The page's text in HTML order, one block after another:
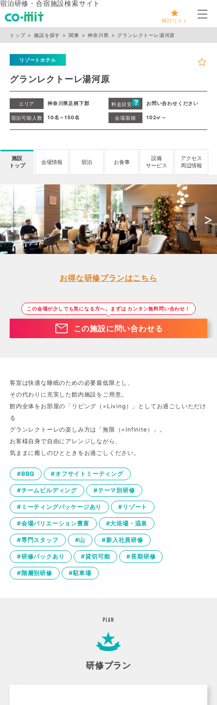
宿泊研修・合宿施設検索サイト
検討リスト
メ
トップ 施設を探す 関東 神奈川県 グランレクトーレ湯河原
リゾートホテル
グランレクトーレ湯河原
エリア 神奈川県足柄下郡 料金目安 お問い合わせください
宿泊可能人数 10名～150名 会場面積 102㎡～
施設
トップ
会場情報 宿泊 お食事
設備
サービス
アクセス
周辺情報
>
<
お得な研修プランはこちら
この会場が少しでも気になる方へ。まずは カンタン無料問い合わせ！
この施設に問い合わせる
客室は快適な睡眠のための必要最低限とし、
その代わりに充実した館内施設をご用意。
館内全体をお部屋の「リビング（=Living）」としてお過ごしいただけ
る
グランレクトーレの楽しみ方は「無限（=Infinite）」。
お客様自身で自由にアレンジしながら、
気ままに癒しのひとときをお過ごしください。
#BBQ #オフサイトミーティング
#チームビルディング #テーマ別研修
#ミーティングパッケージあり #リゾート
#会場バリエーション豊富 #大浴場・温泉
#専門スタッフ #山 #新入社員研修
#研修パックあり #貸切可能 #長期研修
#階層別研修 #駐車場
PLAN
研修プラン